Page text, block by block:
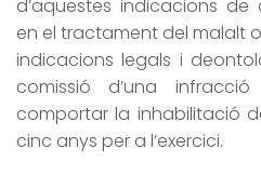
d’aquestes indicacions
en el tractament del malalt
indicacions legals i
comissió d’una
comportar la inhabilitació
cinc anys per a l’exercici.